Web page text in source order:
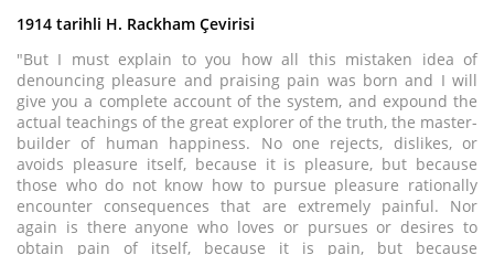
1914 tarihli H. Rackham Çevirisi
"But I must explain to you how all this mistaken idea of
denouncing pleasure and praising pain was born and I will
give you a complete account of the system, and expound the
actual teachings of the great explorer of the truth, the master-
builder of human happiness. No one rejects, dislikes, or
avoids pleasure itself, because it is pleasure, but because
those who do not know how to pursue pleasure rationally
encounter consequences that are extremely painful. Nor
again is there anyone who loves or pursues or desires to
obtain pain of itself, because it is pain, but because